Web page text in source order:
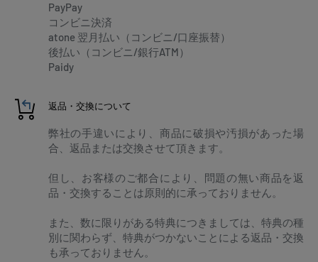
PayPay
コンビニ決済
atone 翌月払い（コンビニ/口座振替）
後払い（コンビニ/銀行ATM）
Paidy
返品・交換について
弊社の手違いにより、商品に破損や汚損があった場
合、返品または交換させて頂きます。
但し、お客様のご都合により、問題の無い商品を返
品・交換することは原則的に承っておりません。
また、数に限りがある特典につきましては、特典の種
別に関わらず、特典がつかないことによる返品・交換
も承っておりません。